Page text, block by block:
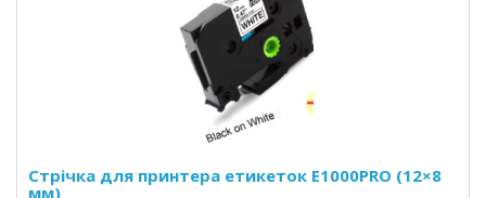
Стрічка для принтера етикеток E1000PRO (12×8
мм)